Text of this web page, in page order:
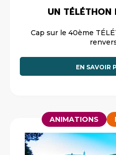
UN TÉLÉTHON
Cap sur le 40ème
EN SAVOIR
ANIMATIONS